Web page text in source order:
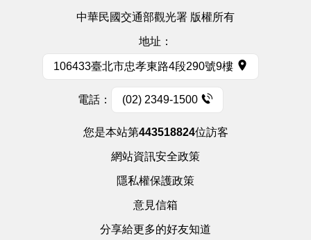
中華民國交通部觀光署 版權所有
地址：
106433臺北市忠孝東路4段290號9樓
電話： (02) 2349-1500
您是本站第443518824位訪客
網站資訊安全政策
隱私權保護政策
意見信箱
分享給更多的好友知道